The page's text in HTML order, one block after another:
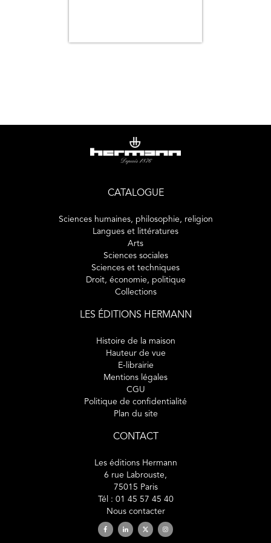
CATALOGUE
Sciences humaines, philosophie, religion
Langues et littératures
Arts
Sciences sociales
Sciences et techniques
Droit, économie, politique
Collections
LES ÉDITIONS HERMANN
Histoire de la maison
Hauteur de vue
E-librairie
Mentions légales
CGU
Politique de confidentialité
Plan du site
CONTACT
Les éditions Hermann
6 rue Labrouste,
75015 Paris
Tél : 01 45 57 45 40
Nous contacter